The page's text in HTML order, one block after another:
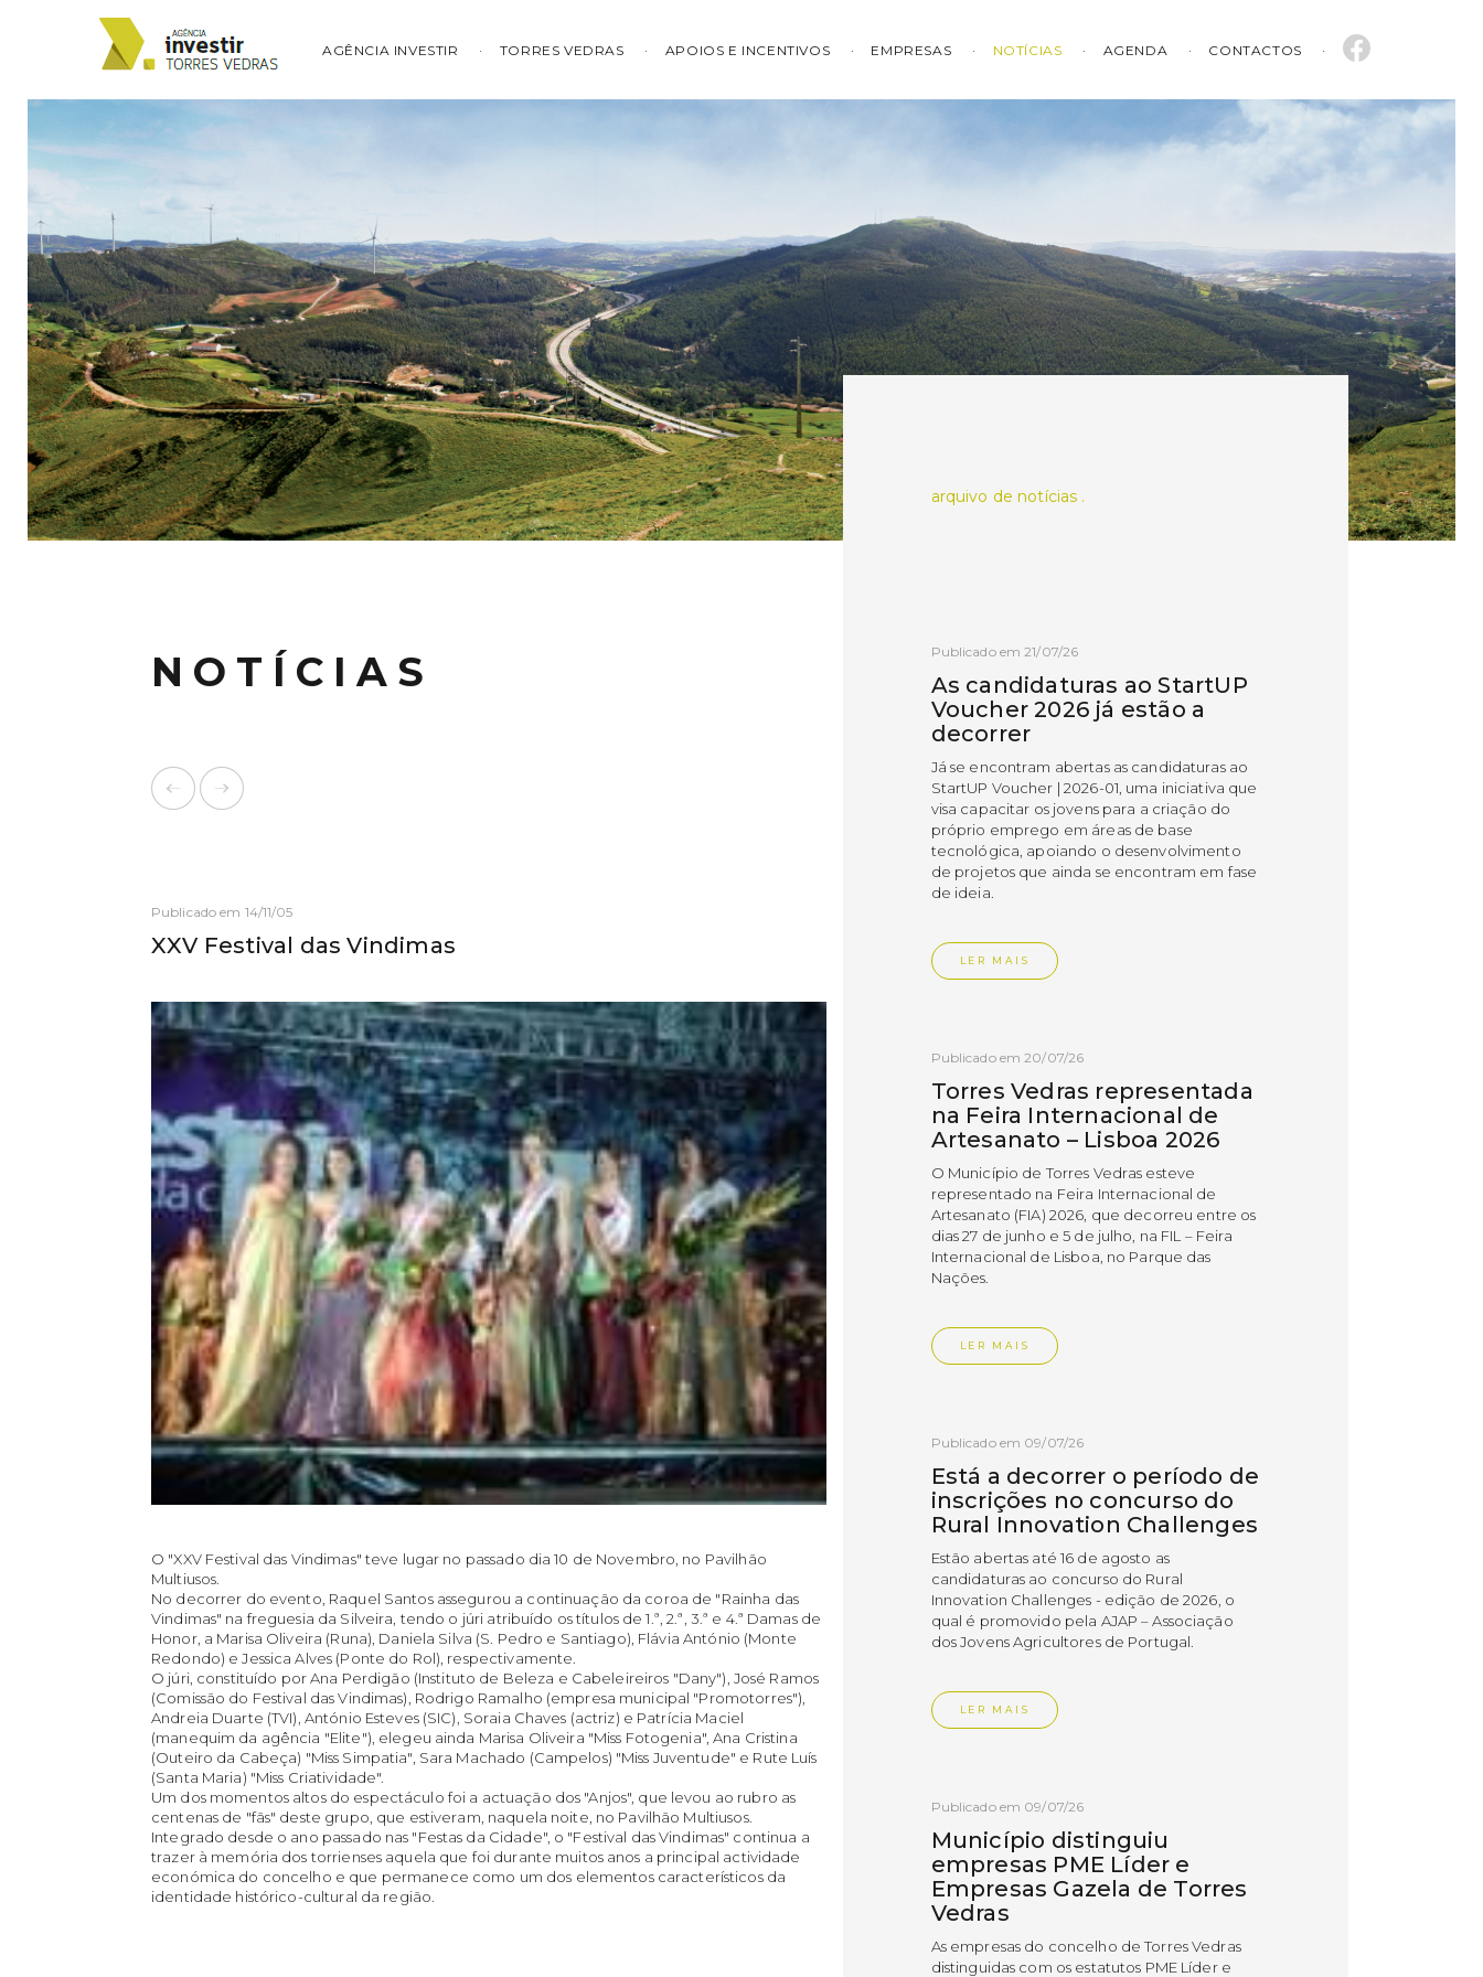
AGÊNCIA INVESTIR TORRES VEDRAS APOIOS E INCENTIVOS EMPRESAS NOTÍCIAS AGENDA CONTACTOS
NOTÍCIAS
Publicado em 14/11/05
XXV Festival das Vindimas
O "XXV Festival das Vindimas" teve lugar no passado dia 10 de Novembro, no Pavilhão
Multiusos.
No decorrer do evento, Raquel Santos assegurou a continuação da coroa de "Rainha das
Vindimas" na freguesia da Silveira, tendo o júri atribuído os títulos de 1.ª, 2.ª, 3.ª e 4.ª Damas de
Honor, a Marisa Oliveira (Runa), Daniela Silva (S. Pedro e Santiago), Flávia António (Monte
Redondo) e Jessica Alves (Ponte do Rol), respectivamente.
O júri, constituído por Ana Perdigão (Instituto de Beleza e Cabeleireiros "Dany"), José Ramos
(Comissão do Festival das Vindimas), Rodrigo Ramalho (empresa municipal "Promotorres"),
Andreia Duarte (TVI), António Esteves (SIC), Soraia Chaves (actriz) e Patrícia Maciel
(manequim da agência "Elite"), elegeu ainda Marisa Oliveira "Miss Fotogenia", Ana Cristina
(Outeiro da Cabeça) "Miss Simpatia", Sara Machado (Campelos) "Miss Juventude" e Rute Luís
(Santa Maria) "Miss Criatividade".
Um dos momentos altos do espectáculo foi a actuação dos "Anjos", que levou ao rubro as
centenas de "fãs" deste grupo, que estiveram, naquela noite, no Pavilhão Multiusos.
Integrado desde o ano passado nas "Festas da Cidade", o "Festival das Vindimas" continua a
trazer à memória dos torrienses aquela que foi durante muitos anos a principal actividade
económica do concelho e que permanece como um dos elementos característicos da
identidade histórico-cultural da região.
arquivo de notícias .
Publicado em 21/07/26
As candidaturas ao StartUP
Voucher 2026 já estão a
decorrer
Já se encontram abertas as candidaturas ao
StartUP Voucher | 2026-01, uma iniciativa que
visa capacitar os jovens para a criação do
próprio emprego em áreas de base
tecnológica, apoiando o desenvolvimento
de projetos que ainda se encontram em fase
de ideia.
LER MAIS
Publicado em 20/07/26
Torres Vedras representada
na Feira Internacional de
Artesanato – Lisboa 2026
O Município de Torres Vedras esteve
representado na Feira Internacional de
Artesanato (FIA) 2026, que decorreu entre os
dias 27 de junho e 5 de julho, na FIL – Feira
Internacional de Lisboa, no Parque das
Nações.
LER MAIS
Publicado em 09/07/26
Está a decorrer o período de
inscrições no concurso do
Rural Innovation Challenges
Estão abertas até 16 de agosto as
candidaturas ao concurso do Rural
Innovation Challenges - edição de 2026, o
qual é promovido pela AJAP – Associação
dos Jovens Agricultores de Portugal.
LER MAIS
Publicado em 09/07/26
Município distinguiu
empresas PME Líder e
Empresas Gazela de Torres
Vedras
As empresas do concelho de Torres Vedras
distinguidas com os estatutos PME Líder e